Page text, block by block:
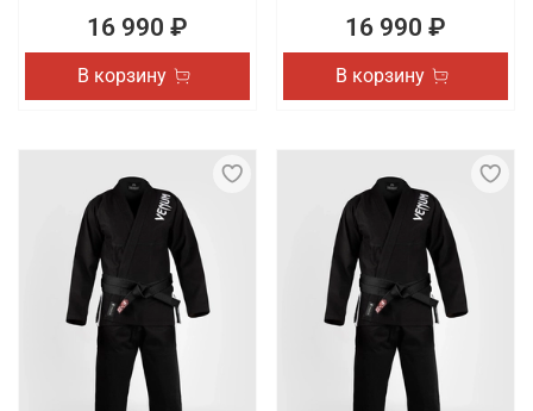
16 990 ₽
В корзину
16 990 ₽
В корзину